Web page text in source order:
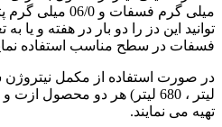
توانید این دز را دو بار در هفته و یا
فسفات در سطح مناسب استفاده
تهیه می نمایند.